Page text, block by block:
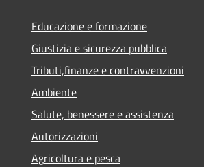
Educazione e formazione
Giustizia e sicurezza pubblica
Tributi,finanze e contravvenzioni
Ambiente
Salute, benessere e assistenza
Autorizzazioni
Agricoltura e pesca